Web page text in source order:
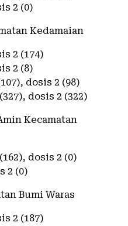
2 (0)
Kedamaian
2 (174)
2 (8)
dosis 2 (98)
dosis 2 (322)
Kecamatan
dosis 2 (0)
2 (0)
Bumi Waras
2 (187)